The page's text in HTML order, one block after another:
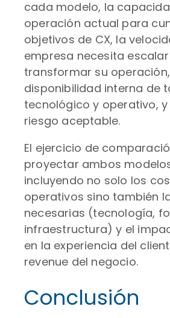
cada modelo, la
operación actual para
objetivos de CX, la
empresa necesita
transformar su
disponibilidad interna de
tecnológico y operativo, y
riesgo aceptable.
El ejercicio de
proyectar ambos
incluyendo no solo los
operativos sino también
necesarias (tecnología,
infraestructura) y el
en la experiencia del
revenue del negocio.
Conclusión